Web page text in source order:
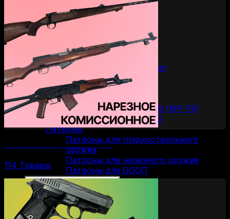
Карабины 7.62/54R
Карабины 9.3/62
ОООП и газовое оружие
Пистолеты 45 Rubber
Пистолеты 9 Р.А.
Пистолеты Grand Power
Пистолеты Streamer
Пистолеты Гроза
Пистолеты Макарова
Пистолеты ИЖ-79 (МР-79)
Пистолеты МР-80
Патроны
Патроны для гладкоствольного
оружия
Патроны для нарезного оружия
Патроны для ОООП
Поиск
товаров
0
Комиссионное нарезное оружие
114 Товары